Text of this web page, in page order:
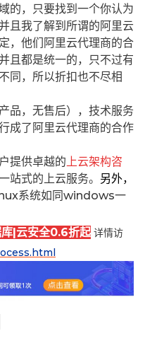
的，只要找到一个你认为
且我了解到所谓的阿里云
，他们阿里云代理商的合
且都是统一的，只不过有
同，所以折扣也不尽相
品，无售后），技术服务
成了阿里云代理商的合作
提供卓越的 上云架构咨
站式的上云服务。 另外，
系统如同windows一
|云安全0.6折起 详情访